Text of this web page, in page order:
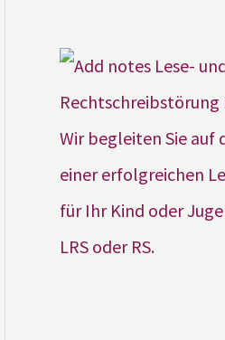
Wir begleiten Sie auf
einer erfolgreichen
für Ihr Kind oder
LRS oder RS.